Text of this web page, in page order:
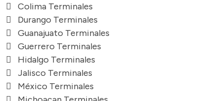
Colima Terminales
Durango Terminales
Guanajuato Terminales
Guerrero Terminales
Hidalgo Terminales
Jalisco Terminales
México Terminales